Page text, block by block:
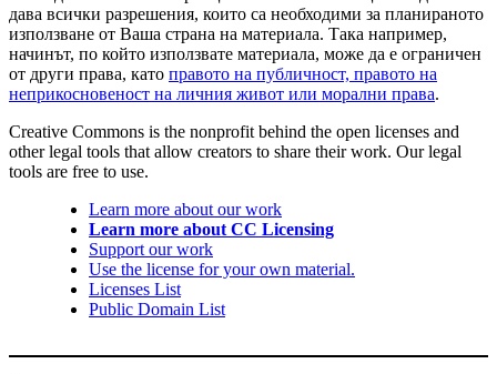
дава всички разрешения, които са необходими за планираното
използване от Ваша страна на материала. Така например,
начинът, по който използвате материала, може да е ограничен
от други права, като правото на публичност, правото на
неприкосновеност на личния живот или морални права.
Creative Commons is the nonprofit behind the open licenses and
other legal tools that allow creators to share their work. Our legal
tools are free to use.
Learn more about our work
Learn more about CC Licensing
Support our work
Use the license for your own material.
Licenses List
Public Domain List